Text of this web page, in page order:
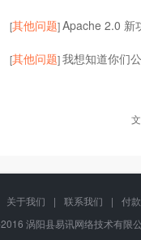
[其他问题]Apache 2.0 新
[其他问题]我想知道你们
关于我们 | 联系我们 |
付
涡阳县易讯网络技术有